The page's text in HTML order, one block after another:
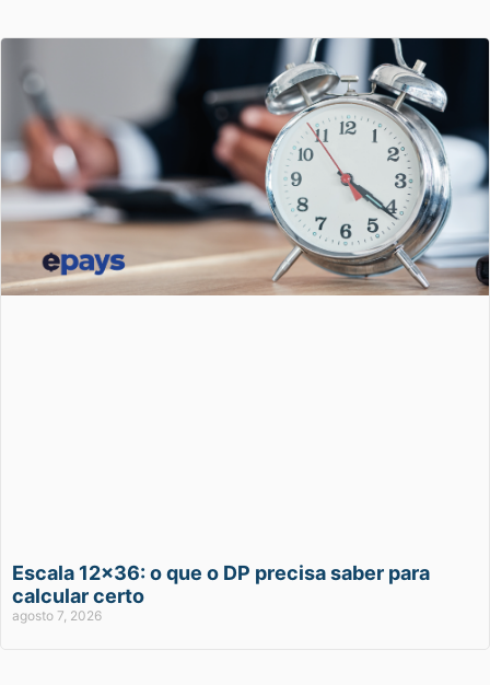
Escala 12×36: o que o DP precisa saber para
calcular certo
agosto 7, 2026